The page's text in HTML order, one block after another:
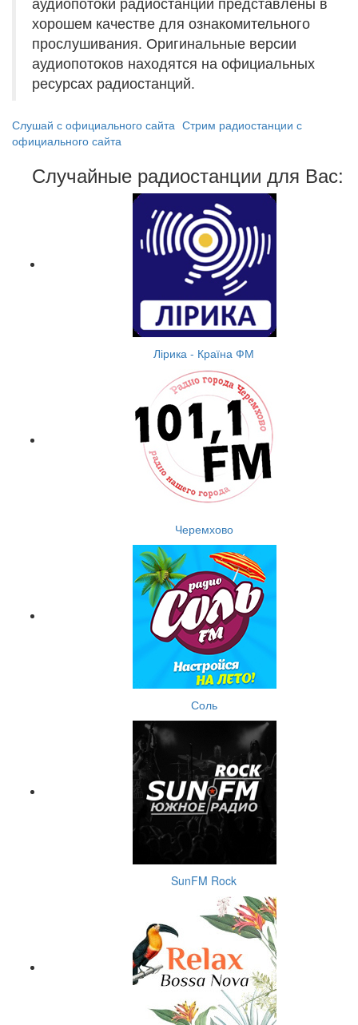
хорошем качестве для ознакомительного
прослушивания. Оригинальные версии
аудиопотоков находятся на официальных
ресурсах радиостанций.
Слушай с официального сайта Стрим радиостанции с
официального сайта
Случайные радиостанции для Вас:
Лірика - Країна ФМ
Черемхово
Соль
SunFM Rock